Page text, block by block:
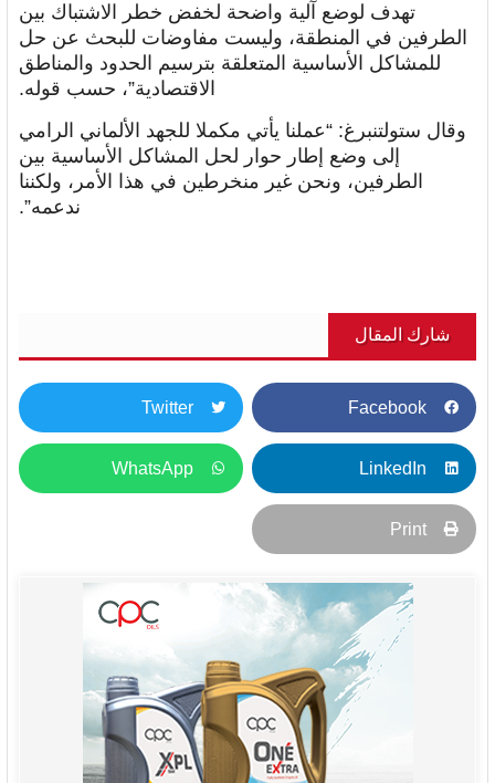
تهدف لوضع آلية واضحة لخفض خطر الاشتباك بين
الطرفين في المنطقة، وليست مفاوضات للبحث عن حل
للمشاكل الأساسية المتعلقة بترسيم الحدود والمناطق
الاقتصادية”، حسب قوله.
وقال ستولتنبرغ: “عملنا يأتي مكملا للجهد الألماني الرامي
إلى وضع إطار حوار لحل المشاكل الأساسية بين
الطرفين، ونحن غير منخرطين في هذا الأمر، ولكننا
ندعمه”.
شارك المقال
Facebook
Twitter
LinkedIn
WhatsApp
Print